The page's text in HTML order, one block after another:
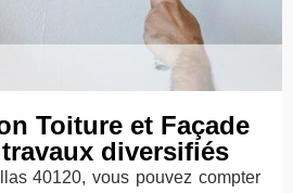
Toiture et Façade
diversifiés
40120, vous pouvez compter